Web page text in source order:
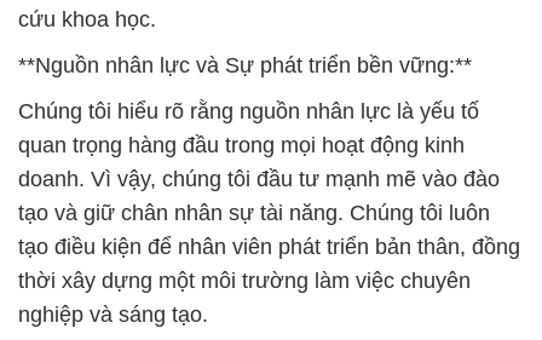
cứu khoa học.
**Nguồn nhân lực và Sự phát triển bền vững:**
Chúng tôi hiểu rõ rằng nguồn nhân lực là yếu tố
quan trọng hàng đầu trong mọi hoạt động kinh
doanh. Vì vậy, chúng tôi đầu tư mạnh mẽ vào đào
tạo và giữ chân nhân sự tài năng. Chúng tôi luôn
tạo điều kiện để nhân viên phát triển bản thân, đồng
thời xây dựng một môi trường làm việc chuyên
nghiệp và sáng tạo.